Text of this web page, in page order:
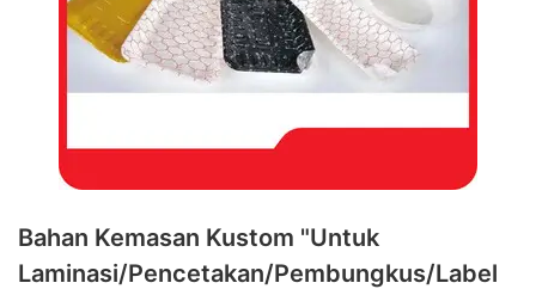
Bahan Kemasan Kustom "untuk
Laminasi/pencetakan/pembungkus/label